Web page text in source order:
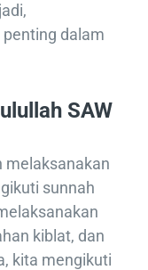
dalam
SAW
melaksanakan
sunnah
kiblat, dan
kita mengikuti